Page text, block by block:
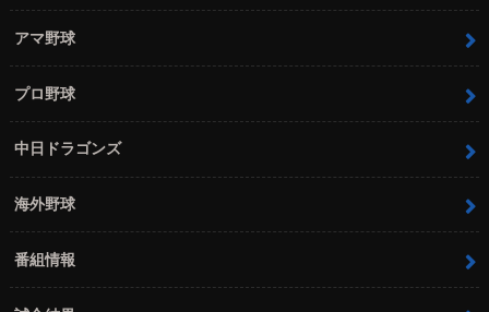
アマ野球
プロ野球
中日ドラゴンズ
海外野球
番組情報